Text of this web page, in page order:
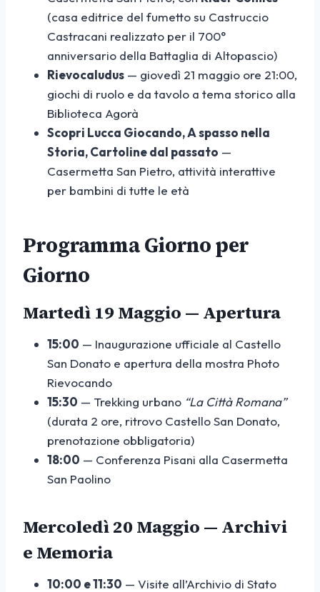
(casa editrice del fumetto su Castruccio
Castracani realizzato per il 700°
anniversario della Battaglia di Altopascio)
Rievocaludus — giovedì 21 maggio ore 21:00,
giochi di ruolo e da tavolo a tema storico alla
Biblioteca Agorà
Scopri Lucca Giocando, A spasso nella
Storia, Cartoline dal passato —
Casermetta San Pietro, attività interattive
per bambini di tutte le età
Programma Giorno per
Giorno
Martedì 19 Maggio — Apertura
15:00 — Inaugurazione ufficiale al Castello
San Donato e apertura della mostra Photo
Rievocando
15:30 — Trekking urbano “La Città Romana”
(durata 2 ore, ritrovo Castello San Donato,
prenotazione obbligatoria)
18:00 — Conferenza Pisani alla Casermetta
San Paolino
Mercoledì 20 Maggio — Archivi
e Memoria
10:00 e 11:30 — Visite all’Archivio di Stato